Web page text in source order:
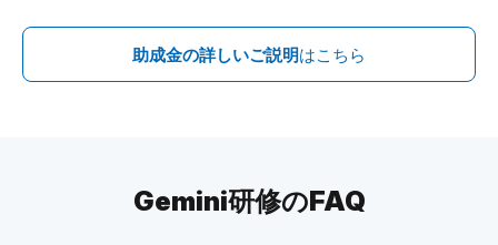
助成金の詳しいご説明はこちら
Gemini研修のFAQ